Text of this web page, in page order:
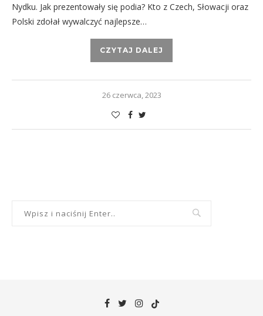
Nydku. Jak prezentowały się podia? Kto z Czech, Słowacji oraz
Polski zdołał wywalczyć najlepsze…
CZYTAJ DALEJ
26 czerwca, 2023